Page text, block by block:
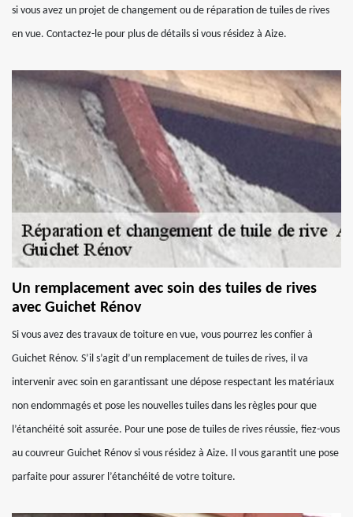
si vous avez un projet de changement ou de réparation de tuiles de rives
en vue. Contactez-le pour plus de détails si vous résidez à Aize.
Un remplacement avec soin des tuiles de rives
avec Guichet Rénov
Si vous avez des travaux de toiture en vue, vous pourrez les confier à
Guichet Rénov. S’il s’agit d’un remplacement de tuiles de rives, il va
intervenir avec soin en garantissant une dépose respectant les matériaux
non endommagés et pose les nouvelles tuiles dans les règles pour que
l’étanchéité soit assurée. Pour une pose de tuiles de rives réussie, fiez-vous
au couvreur Guichet Rénov si vous résidez à Aize. Il vous garantit une pose
parfaite pour assurer l’étanchéité de votre toiture.